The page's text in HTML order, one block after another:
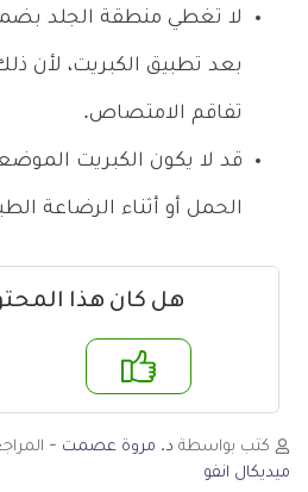
لا تغطي منطقة الجلد
بعد تطبيق الكبريت، لأن
تفاقم الامتصاص.
قد لا يكون الكبريت
الحمل أو أثناء الرضاعة
هل كان هذا
لا
كتب بواسطة د. مروة عصمت -
ميديكال انفو